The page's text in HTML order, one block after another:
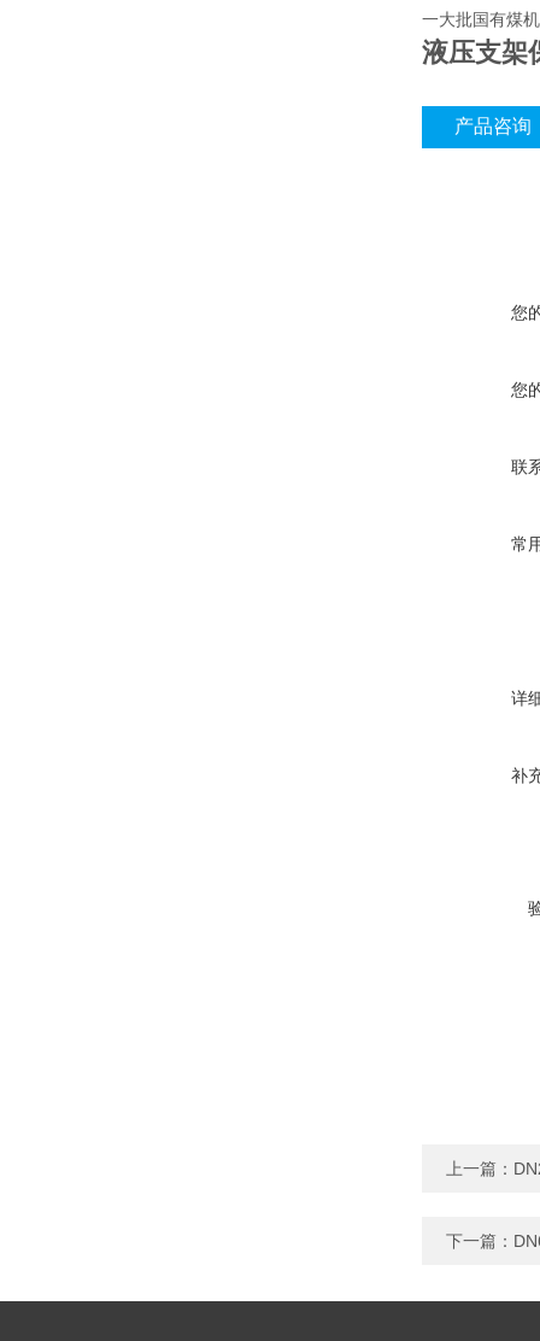
一大批国有煤
液压支架
产品咨询
您
您
联
常
详
补
上一篇：
下一篇：